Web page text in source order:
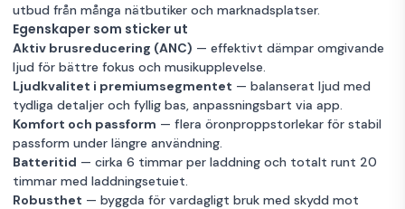
utbud från många nätbutiker och marknadsplatser.
Egenskaper som sticker ut
Aktiv brusreducering (ANC) — effektivt dämpar omgivande
ljud för bättre fokus och musikupplevelse.
Ljudkvalitet i premiumsegmentet — balanserat ljud med
tydliga detaljer och fyllig bas, anpassningsbart via app.
Komfort och passform — flera öronproppstorlekar för stabil
passform under längre användning.
Batteritid — cirka 6 timmar per laddning och totalt runt 20
timmar med laddningsetuiet.
Robusthet — byggda för vardagligt bruk med skydd mot